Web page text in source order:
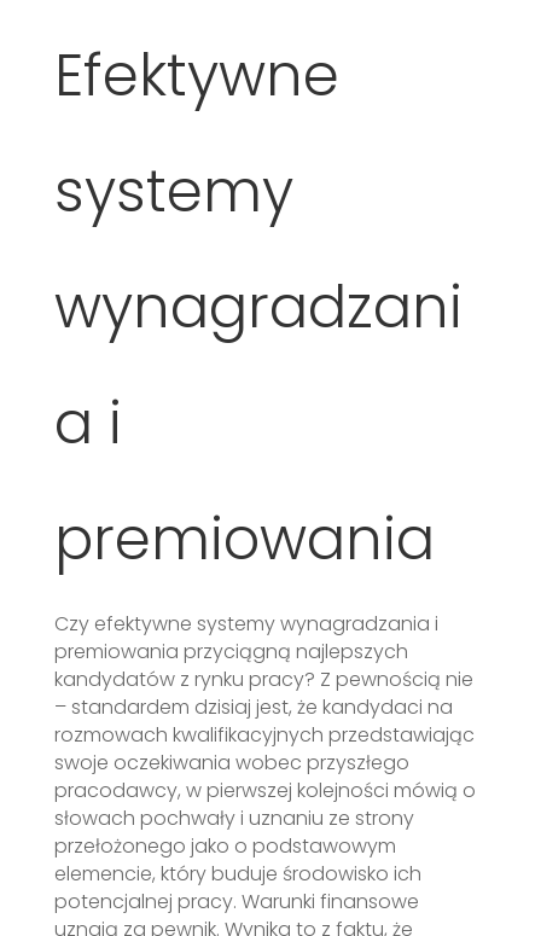
Efektywne
systemy
wynagradzani
a i
premiowania
Czy efektywne systemy wynagradzania i
premiowania przyciągną najlepszych
kandydatów z rynku pracy? Z pewnością nie
– standardem dzisiaj jest, że kandydaci na
rozmowach kwalifikacyjnych przedstawiając
swoje oczekiwania wobec przyszłego
pracodawcy, w pierwszej kolejności mówią o
słowach pochwały i uznaniu ze strony
przełożonego jako o podstawowym
elemencie, który buduje środowisko ich
potencjalnej pracy. Warunki finansowe
uznają za pewnik. Wynika to z faktu, że